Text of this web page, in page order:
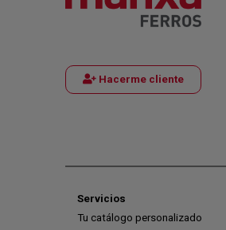
Hacerme cliente
Servicios
Tu catálogo personalizado